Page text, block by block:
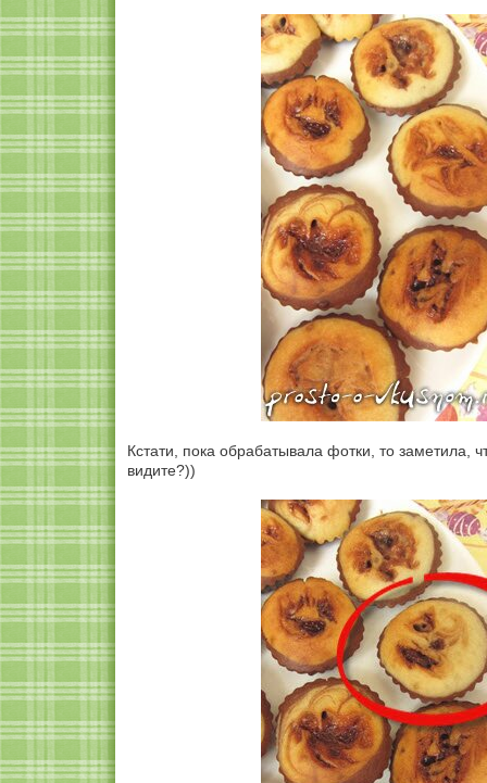
Кстати, пока обрабатывала фотки, то заметила,
видите?))